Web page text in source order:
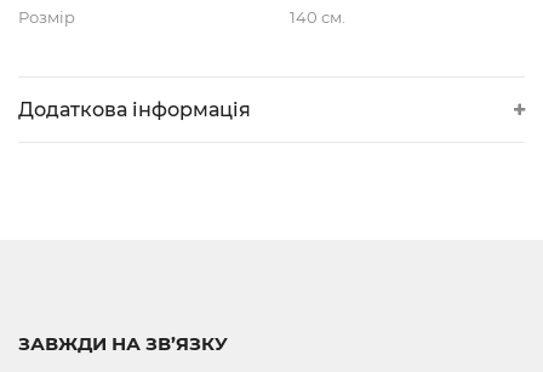
Розмір
140 см.
Додаткова інформація
ЗАВЖДИ НА ЗВ’ЯЗКУ